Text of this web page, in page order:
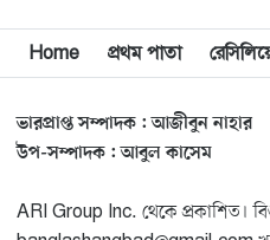
বিশ্বজুড়ে কূটনৈতিক
যুক্তরাষ্ট্র
১২
মিশিগানে ফ্রেন্ডস এন্ড
১৩
মিশিগানে ডেমোক্র্যাটদের
Home প্রথম পাতা
ভারপ্রাপ্ত সম্পাদক : আজীবুন নাহার
উপ-সম্পাদক : আবুল কাসেম
ARI Group Inc. থেকে প্রকাশিত।